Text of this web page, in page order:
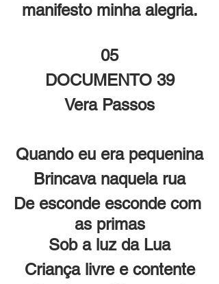
manifesto minha alegria.
05
DOCUMENTO 39
Vera Passos
Quando eu era pequenina
Brincava naquela rua
De esconde esconde com
as primas
Sob a luz da Lua
Criança livre e contente